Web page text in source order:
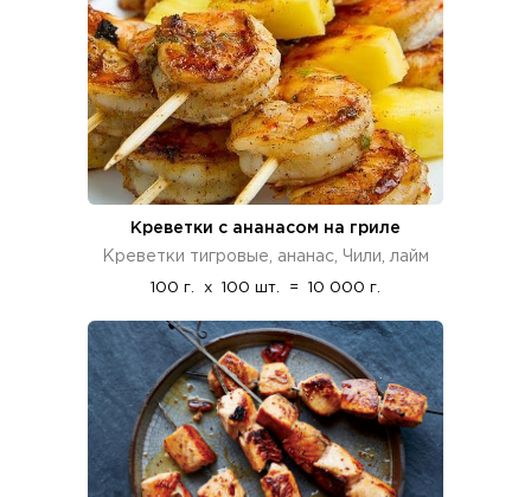
Креветки с ананасом на гриле
Креветки тигровые, ананас, Чили, лайм
100 г. x 100 шт. = 10 000 г.